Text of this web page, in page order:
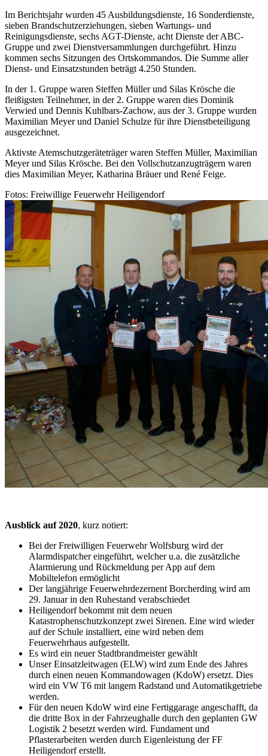
Im Berichtsjahr wurden 45 Ausbildungsdienste, 16 Sonderdienste,
sieben Brandschutzerziehungen, sieben Wartungs- und
Reinigungsdienste, sechs AGT-Dienste, acht Dienste der ABC-
Gruppe und zwei Dienstversammlungen durchgeführt. Hinzu
kommen sechs Sitzungen des Ortskommandos. Die Summe aller
Dienst- und Einsatzstunden beträgt 4.250 Stunden.
In der 1. Gruppe waren Steffen Müller und Silas Krösche die
fleißigsten Teilnehmer, in der 2. Gruppe waren dies Dominik
Verwied und Dennis Kuhlbars-Zachow, aus der 3. Gruppe wurden
Maximilian Meyer und Daniel Schulze für ihre Dienstbeteiligung
ausgezeichnet.
Aktivste Atemschutzgeräteträger waren Steffen Müller, Maximilian
Meyer und Silas Krösche. Bei den Vollschutzanzugträgern waren
dies Maximilian Meyer, Katharina Bräuer und René Feige.
Fotos: Freiwillige Feuerwehr Heiligendorf
Ausblick auf 2020, kurz notiert:
Bei der Freiwilligen Feuerwehr Wolfsburg wird der
Alarmdispatcher eingeführt, welcher u.a. die zusätzliche
Alarmierung und Rückmeldung per App auf dem
Mobiltelefon ermöglicht
Der langjährige Feuerwehrdezernent Borcherding wird am
29. Januar in den Ruhestand verabschiedet
Heiligendorf bekommt mit dem neuen
Katastrophenschutzkonzept zwei Sirenen. Eine wird wieder
auf der Schule installiert, eine wird neben dem
Feuerwehrhaus aufgestellt.
Es wird ein neuer Stadtbrandmeister gewählt
Unser Einsatzleitwagen (ELW) wird zum Ende des Jahres
durch einen neuen Kommandowagen (KdoW) ersetzt. Dies
wird ein VW T6 mit langem Radstand und Automatikgetriebe
werden.
Für den neuen KdoW wird eine Fertiggarage angeschafft, da
die dritte Box in der Fahrzeughalle durch den geplanten GW
Logistik 2 besetzt werden wird. Fundament und
Pflasterarbeiten werden durch Eigenleistung der FF
Heiligendorf erstellt.